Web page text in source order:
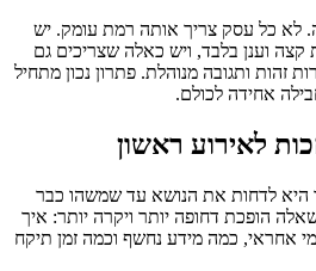
לא כל עסק צריך אותה רמת עומק. יש
קצה וענן בלבד, ויש כאלה שצריכים גם
זהות ותגובה מנוהלת. פתרון נכון מתחיל
אחידה לכולם.
לאירוע ראשון
היא לדחות את הנושא עד שמשהו כבר
הופכת דחופה יותר ויקרה יותר: איך
מי אחראי, כמה מידע נחשף וכמה זמן תיקח